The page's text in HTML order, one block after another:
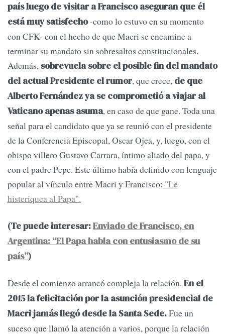
país luego de visitar a Francisco aseguran que él
está muy satisfecho-como lo estuvo en su momento
con CFK- con el hecho de que Macri se encamine a
terminar su mandato sin sobresaltos constitucionales.
Además, sobrevuela sobre el posible fin del mandato
del actual Presidente el rumor, que crece, de que
Alberto Fernández ya se comprometió a viajar al
Vaticano apenas asuma, en caso de que gane. Toda una
señal para el candidato que ya se reunió con el presidente
de la Conferencia Episcopal, Oscar Ojea, y, luego, con el
obispo villero Gustavo Carrara, íntimo aliado del papa, y
con el padre Pepe. Este último había definido con lenguaje
popular al vínculo entre Macri y Francisco: "Le
histeriquea al Papa".
(Te puede interesar:Enviado de Francisco, en
Argentina: “El Papa habla con entusiasmo de su
país”)
Desde el comienzo arrancó compleja la relación. En el
2015 la felicitación por la asunción presidencial de
Macri jamás llegó desde la Santa Sede.Fue un
suceso que llamó la atención a varios, porque la relación